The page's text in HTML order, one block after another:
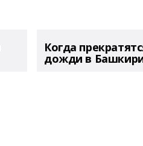
Когда
дожди в